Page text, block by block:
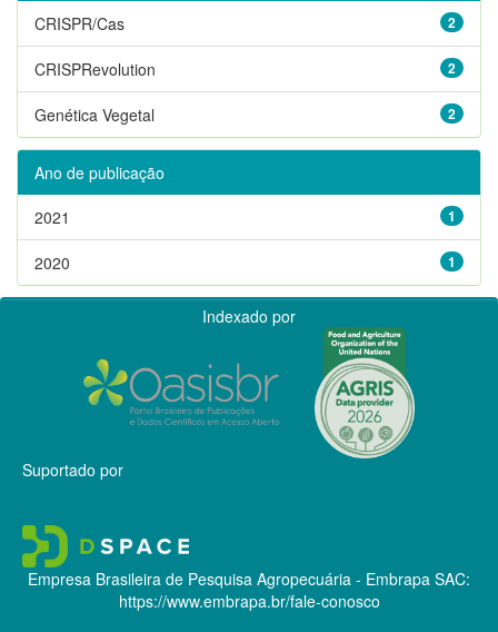
2
CRISPR/Cas
2
CRISPRevolution
2
Genética Vegetal
Ano de publicação
1
2021
1
2020
Indexado por
Suportado por
Empresa Brasileira de Pesquisa Agropecuária - Embrapa SAC:
https://www.embrapa.br/fale-conosco